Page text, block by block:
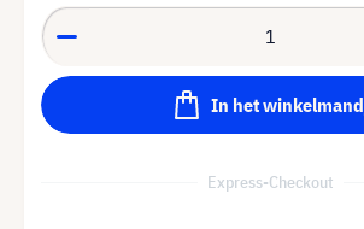
In het
Express-Checkout